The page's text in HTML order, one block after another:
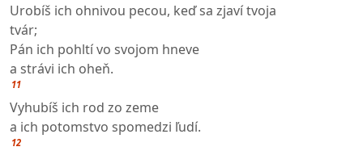
Urobíš ich ohnivou pecou, keď sa zjaví tvoja
tvár;
Pán ich pohltí vo svojom hneve
a strávi ich oheň.
11
Vyhubíš ich rod zo zeme
a ich potomstvo spomedzi ľudí.
12